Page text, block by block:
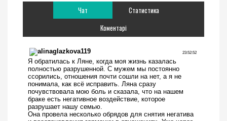
Чат
Статистика
Коментарі